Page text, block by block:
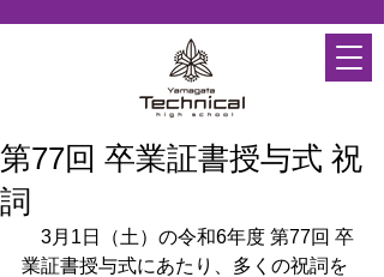
第77回 卒業証書授与式 祝
詞
3月1日（土）の令和6年度 第77回 卒
業証書授与式にあたり、多くの祝詞を